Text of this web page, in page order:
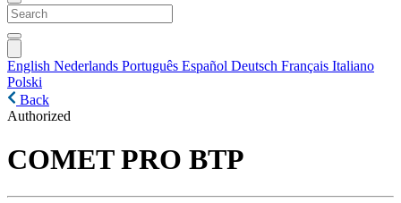
English Nederlands Português Español Deutsch Français Italiano
Polski
Back
Authorized
COMET PRO BTP